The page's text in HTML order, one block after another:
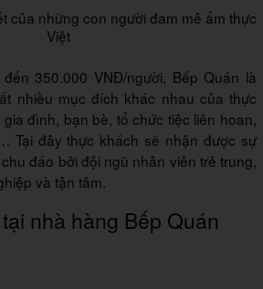
của những con người đam mê ẩm thực
Việt
350.000 VNĐ/người, Bếp Quán là
nhiều mục đích khác nhau của thực
đình, bạn bè, tổ chức tiệc liên hoan,
Tại đây thực khách sẽ nhận được sự
đáo bởi đội ngũ nhân viên trẻ trung,
và tận tâm.
nhà hàng Bếp Quán